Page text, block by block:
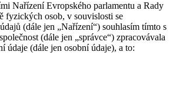
Nařízení Evropského parlamentu a Rady
fyzických osob, v souvislosti se
(dále jen „Nařízení“) souhlasím tímto s
(dále jen „správce“) zpracovávala
údaje (dále jen osobní údaje), a to: